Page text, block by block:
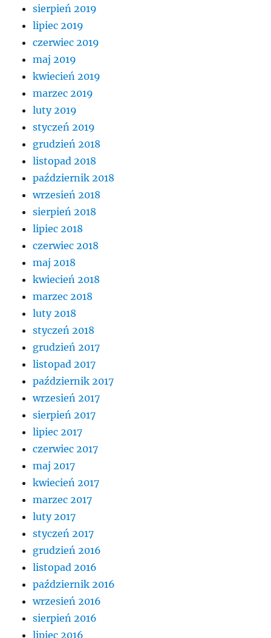
sierpień 2019
lipiec 2019
czerwiec 2019
maj 2019
kwiecień 2019
marzec 2019
luty 2019
styczeń 2019
grudzień 2018
listopad 2018
październik 2018
wrzesień 2018
sierpień 2018
lipiec 2018
czerwiec 2018
maj 2018
kwiecień 2018
marzec 2018
luty 2018
styczeń 2018
grudzień 2017
listopad 2017
październik 2017
wrzesień 2017
sierpień 2017
lipiec 2017
czerwiec 2017
maj 2017
kwiecień 2017
marzec 2017
luty 2017
styczeń 2017
grudzień 2016
listopad 2016
październik 2016
wrzesień 2016
sierpień 2016
lipiec 2016